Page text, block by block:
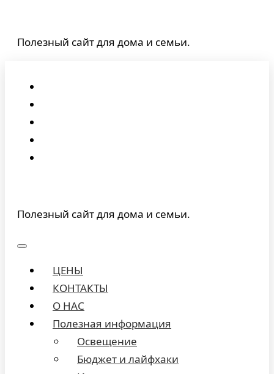
содержимому
Полезный сайт для дома и семьи.
Полезный сайт для дома и семьи.
ЦЕНЫ
КОНТАКТЫ
О НАС
Полезная информация
Освещение
Бюджет и лайфхаки